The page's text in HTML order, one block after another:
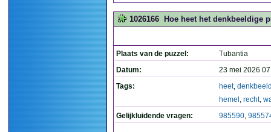
1026166 Hoe heet het denkbeeldige
Plaats van de puzzel:
Tubantia
Datum:
23 mei 2026
Tags:
heet,
hemel , recht,
Gelijkluidende vragen:
985590,